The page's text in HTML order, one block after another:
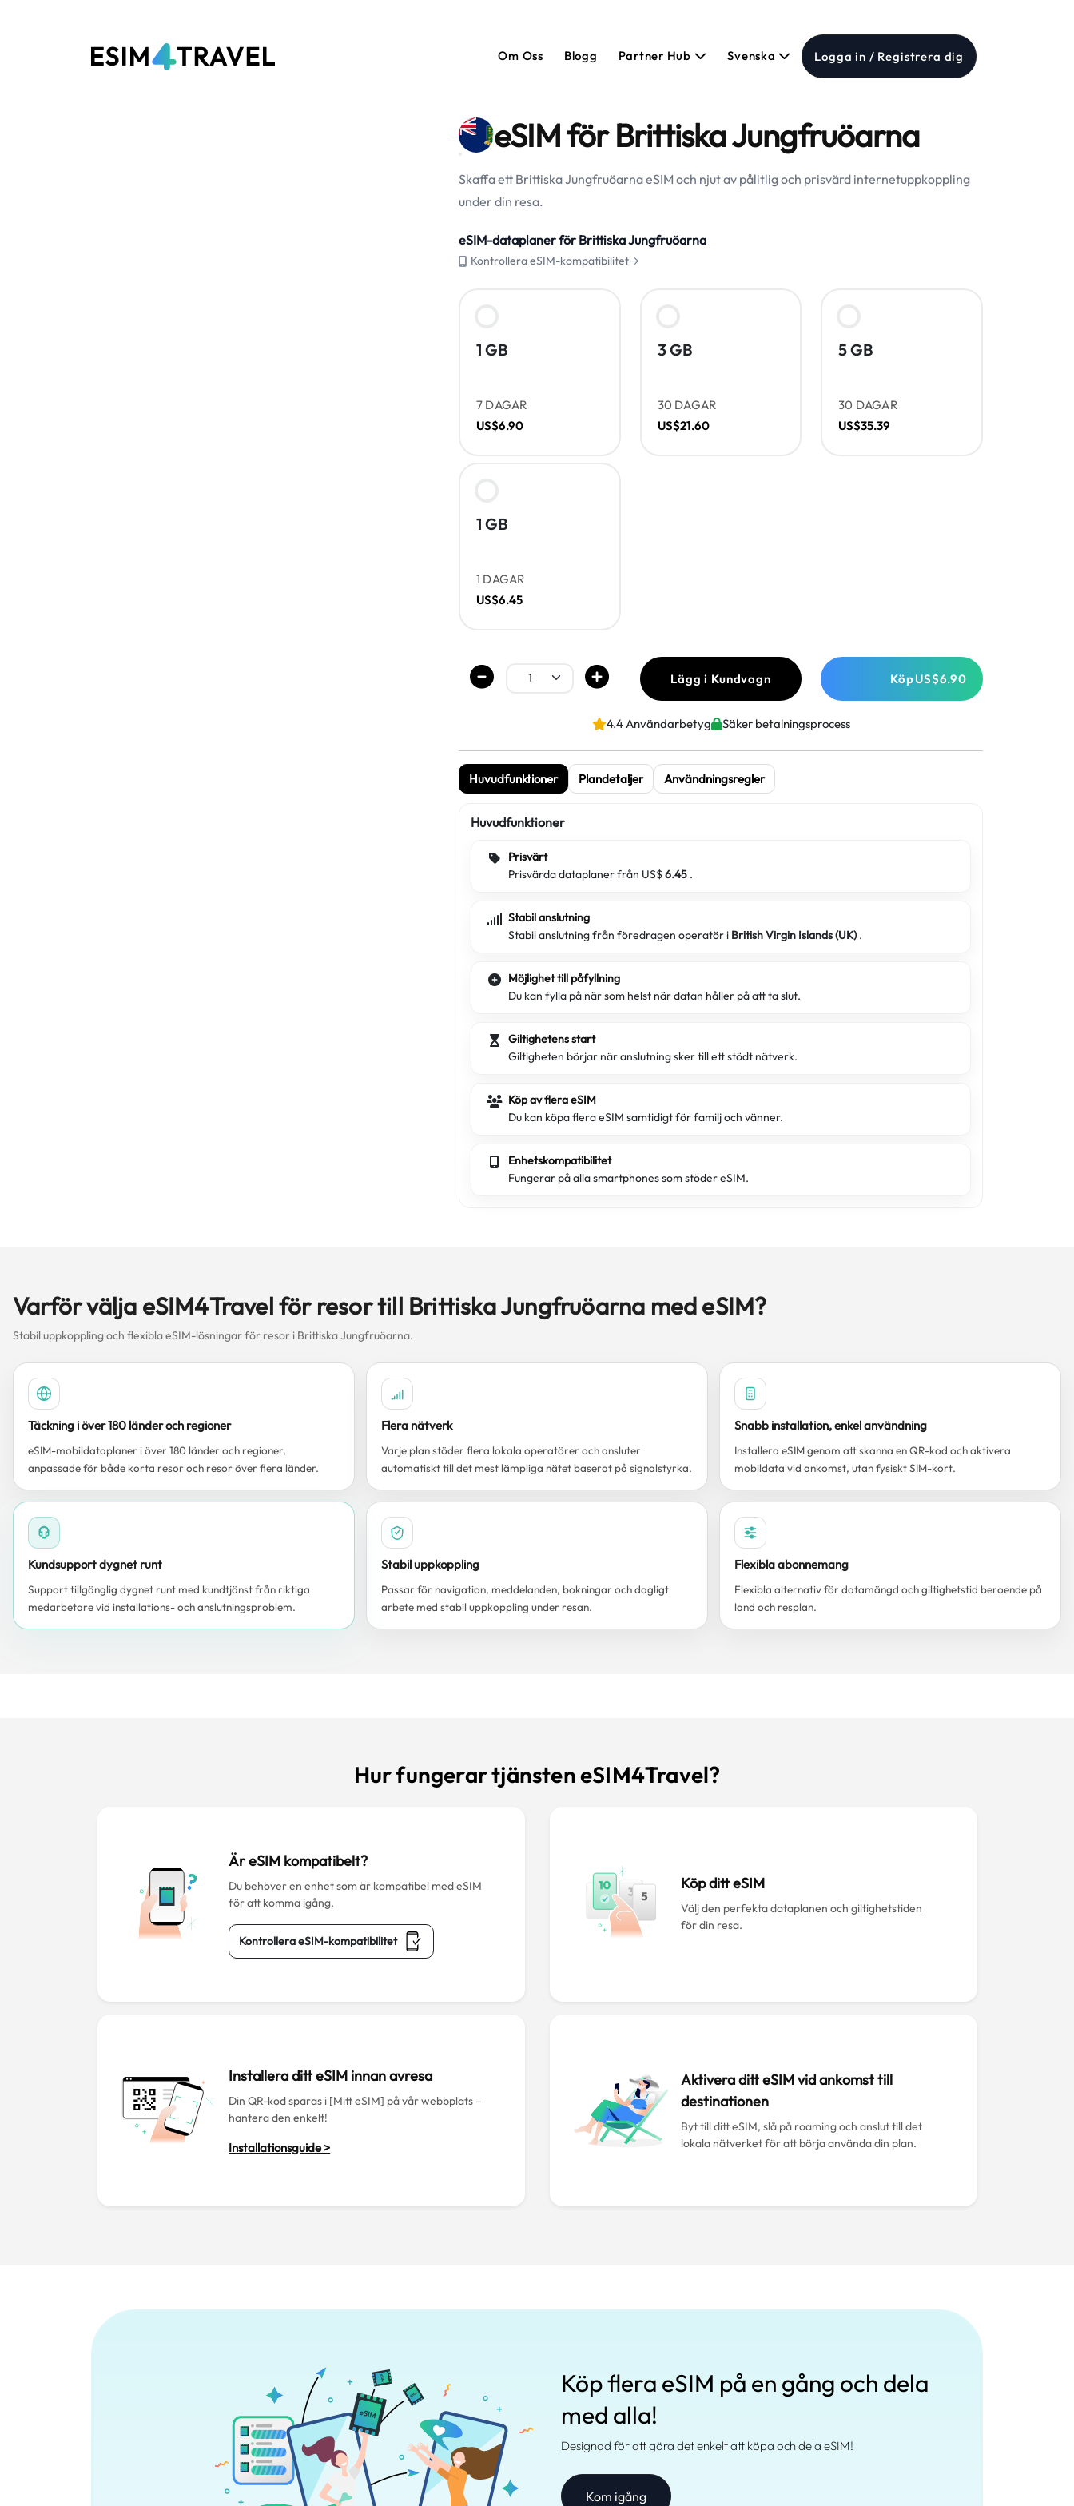
Om Oss Blogg Partner Hub Svenska Logga in / Registrera dig
eSIM för Brittiska Jungfruöarna
Skaffa ett Brittiska Jungfruöarna eSIM och njut av pålitlig och prisvärd internetuppkoppling
under din resa.
eSIM-dataplaner för Brittiska Jungfruöarna
Kontrollera eSIM-kompatibilitet→
1 GB
7 DAGAR
US$6.90
3 GB
30 DAGAR
US$21.60
5 GB
30 DAGAR
US$35.39
1 GB
1 DAGAR
US$6.45
Lägg i Kundvagn KöpUS$6.90
4.4 Användarbetyg Säker betalningsprocess
Huvudfunktioner Plandetaljer Användningsregler
Huvudfunktioner
Prisvärt
Prisvärda dataplaner från US$6.45 .
Stabil anslutning
Stabil anslutning från föredragen operatör i British Virgin Islands (UK).
Möjlighet till påfyllning
Du kan fylla på när som helst när datan håller på att ta slut.
Giltighetens start
Giltigheten börjar när anslutning sker till ett stödt nätverk.
Köp av flera eSIM
Du kan köpa flera eSIM samtidigt för familj och vänner.
Enhetskompatibilitet
Fungerar på alla smartphones som stöder eSIM.
Varför välja eSIM4Travel för resor till Brittiska Jungfruöarna med eSIM?
Stabil uppkoppling och flexibla eSIM-lösningar för resor i Brittiska Jungfruöarna.
Täckning i över 180 länder och regioner
eSIM-mobildataplaner i över 180 länder och regioner,
anpassade för både korta resor och resor över flera länder.
Flera nätverk
Varje plan stöder flera lokala operatörer och ansluter
automatiskt till det mest lämpliga nätet baserat på signalstyrka.
Snabb installation, enkel användning
Installera eSIM genom att skanna en QR-kod och aktivera
mobildata vid ankomst, utan fysiskt SIM-kort.
Kundsupport dygnet runt
Support tillgänglig dygnet runt med kundtjänst från riktiga
medarbetare vid installations- och anslutningsproblem.
Stabil uppkoppling
Passar för navigation, meddelanden, bokningar och dagligt
arbete med stabil uppkoppling under resan.
Flexibla abonnemang
Flexibla alternativ för datamängd och giltighetstid beroende på
land och resplan.
Hur fungerar tjänsten eSIM4Travel?
Är eSIM kompatibelt?
Du behöver en enhet som är kompatibel med eSIM
för att komma igång.
Kontrollera eSIM-kompatibilitet
Köp ditt eSIM
Välj den perfekta dataplanen och giltighetstiden
för din resa.
Installera ditt eSIM innan avresa
Din QR-kod sparas i [Mitt eSIM] på vår webbplats –
hantera den enkelt!
Installationsguide >
Aktivera ditt eSIM vid ankomst till
destinationen
Byt till ditt eSIM, slå på roaming och anslut till det
lokala nätverket för att börja använda din plan.
Köp flera eSIM på en gång och dela
med alla!
Designad för att göra det enkelt att köpa och dela eSIM!
Kom igång